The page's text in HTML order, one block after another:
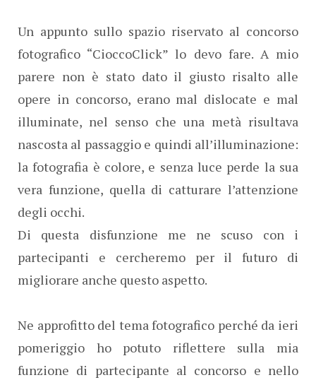
Un appunto sullo spazio riservato al concorso
fotografico “CioccoClick” lo devo fare. A mio
parere non è stato dato il giusto risalto alle
opere in concorso, erano mal dislocate e mal
illuminate, nel senso che una metà risultava
nascosta al passaggio e quindi all’illuminazione:
la fotografia è colore, e senza luce perde la sua
vera funzione, quella di catturare l’attenzione
degli occhi.
Di questa disfunzione me ne scuso con i
partecipanti e cercheremo per il futuro di
migliorare anche questo aspetto.
Ne approfitto del tema fotografico perché da ieri
pomeriggio ho potuto riflettere sulla mia
funzione di partecipante al concorso e nello